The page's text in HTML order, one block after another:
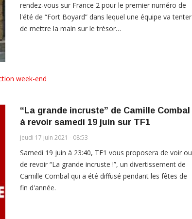
rendez-vous sur France 2 pour le premier numéro de
l'été de “Fort Boyard” dans lequel une équipe va tenter
de mettre la main sur le trésor…
week-end
“La grande incruste” de Camille Combal
à revoir samedi 19 juin sur TF1
jeudi 17 juin 2021 - 08:53
Samedi 19 juin à 23:40, TF1 vous proposera de voir ou
de revoir “La grande incruste !”, un divertissement de
Camille Combal qui a été diffusé pendant les fêtes de
fin d'année.